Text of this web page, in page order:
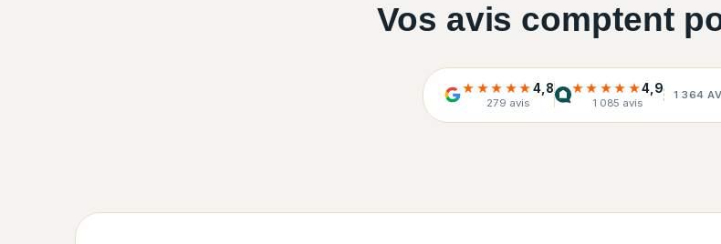
Vos avis comptent
★★★★★4,8
279 avis
★★★★★4,9
1 085 avis
1 364